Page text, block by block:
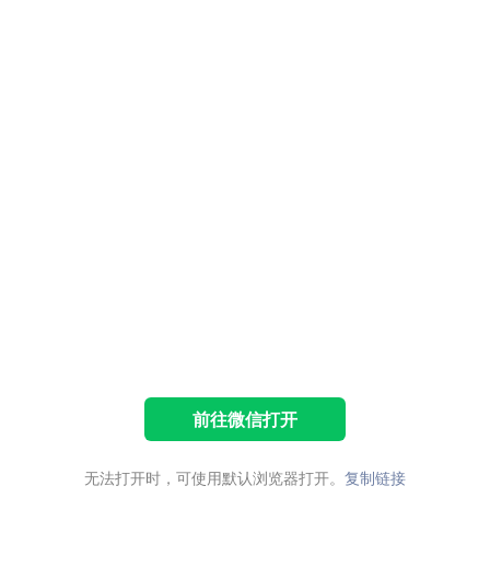
前往微信打开
无法打开时，可使用默认浏览器打开。 复制链接